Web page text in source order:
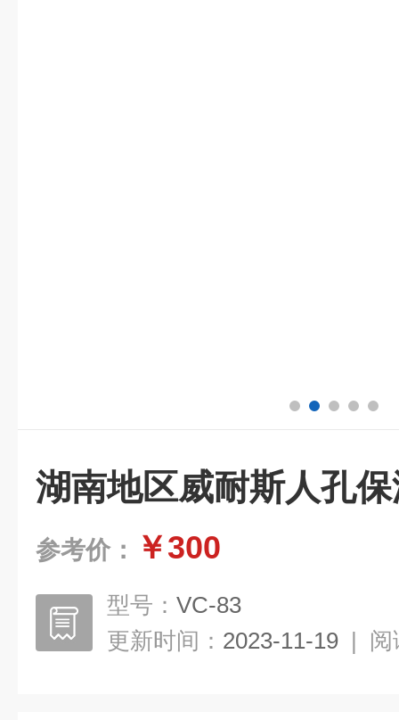
湖南地区威耐斯人孔
参考价： ￥300
型号： VC-83
更新时间： 2023-11-19 | 阅